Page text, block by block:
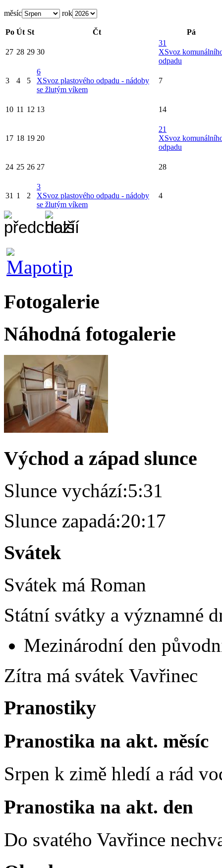
měsíc rok
Po Út St Čt Pá
27 28 29 30
31
XSvoz
odpadu
3 4 5
6
XSvoz plastového odpadu - nádoby
se žlutým víkem
7
10 11 12 13 14
17 18 19 20
21
XSvoz
odpadu
24 25 26 27 28
31 1 2
3
XSvoz plastového odpadu - nádoby
se žlutým víkem
4
Fotogalerie
Náhodná fotogalerie
Východ a západ slunce
Slunce vychází:5:31
Slunce zapadá:20:17
Svátek
Svátek má Roman
Státní svátky a významné
Mezinárodní den
Zítra má svátek Vavřinec
Pranostiky
Pranostika na akt. měsíc
Srpen k zimě hledí a rád
Pranostika na akt. den
Do svatého Vavřince